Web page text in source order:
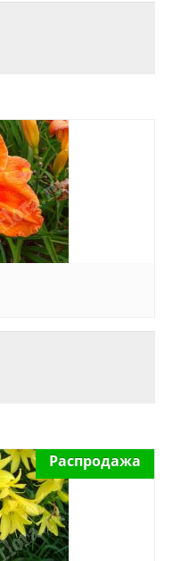
Распродажа